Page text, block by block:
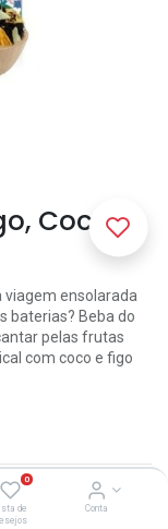
0
de
Conta
Coco e
ensolarada
baterias? Beba do
pelas frutas
com coco e figo